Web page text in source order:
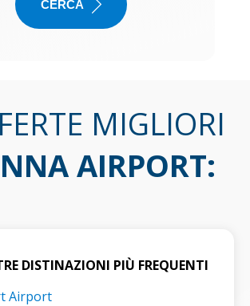
CERCA
MIGLIORI
AIRPORT:
DISTINAZIONI PIÙ FREQUENTI
Airport